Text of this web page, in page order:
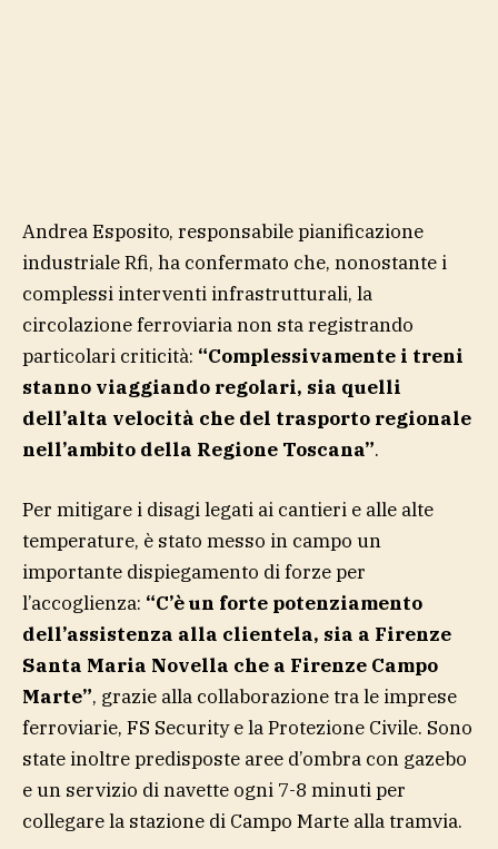
Andrea Esposito, responsabile pianificazione
industriale Rfi, ha confermato che, nonostante i
complessi interventi infrastrutturali, la
circolazione ferroviaria non sta registrando
particolari criticità: “Complessivamente i treni
stanno viaggiando regolari, sia quelli
dell’alta velocità che del trasporto regionale
nell’ambito della Regione Toscana”.
Per mitigare i disagi legati ai cantieri e alle alte
temperature, è stato messo in campo un
importante dispiegamento di forze per
l’accoglienza: “C’è un forte potenziamento
dell’assistenza alla clientela, sia a Firenze
Santa Maria Novella che a Firenze Campo
Marte”, grazie alla collaborazione tra le imprese
ferroviarie, FS Security e la Protezione Civile. Sono
state inoltre predisposte aree d’ombra con gazebo
e un servizio di navette ogni 7-8 minuti per
collegare la stazione di Campo Marte alla tramvia.